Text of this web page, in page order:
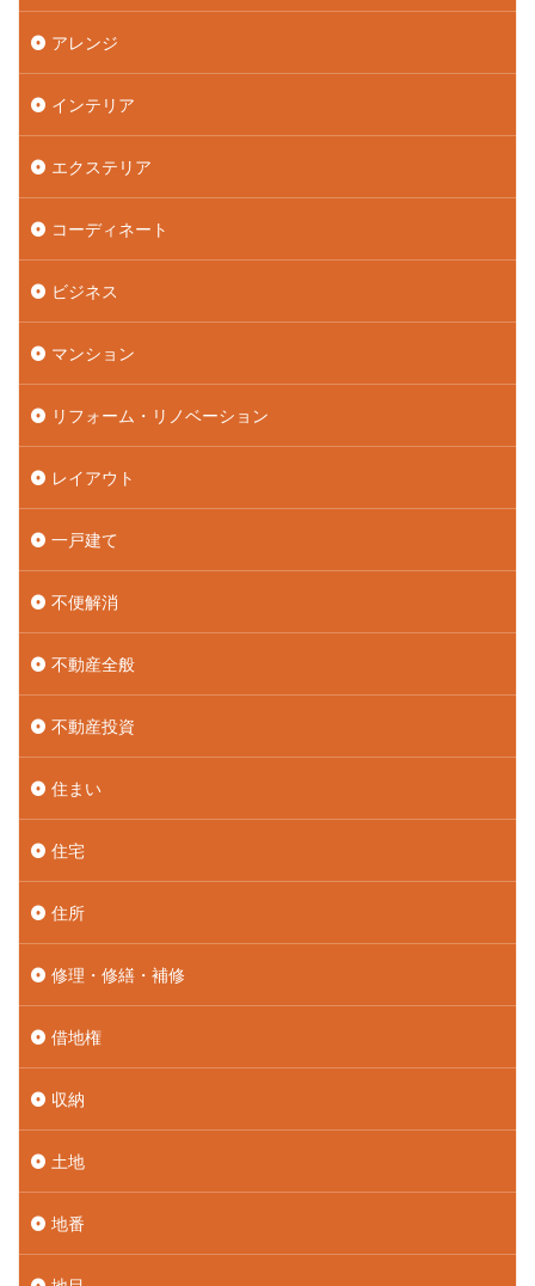
アレンジ
インテリア
エクステリア
コーディネート
ビジネス
マンション
リフォーム・リノベーション
レイアウト
一戸建て
不便解消
不動産全般
不動産投資
住まい
住宅
住所
修理・修繕・補修
借地権
収納
土地
地番